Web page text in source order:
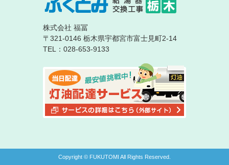
株式会社 福冨
〒321-0146 栃木県宇都宮市富士見町2-14
TEL：028-653-9133
Copyright © FUKUTOMI All Rights Reserved.